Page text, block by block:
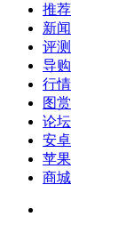
推荐
新闻
评测
导购
行情
图赏
论坛
安卓
苹果
商城